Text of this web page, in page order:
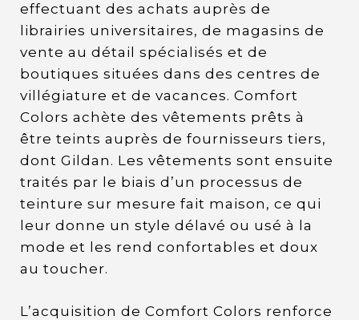
effectuant des achats auprès de
librairies universitaires, de magasins de
vente au détail spécialisés et de
boutiques situées dans des centres de
villégiature et de vacances. Comfort
Colors achète des vêtements prêts à
être teints auprès de fournisseurs tiers,
dont Gildan. Les vêtements sont ensuite
traités par le biais d’un processus de
teinture sur mesure fait maison, ce qui
leur donne un style délavé ou usé à la
mode et les rend confortables et doux
au toucher.
L’acquisition de Comfort Colors renforce